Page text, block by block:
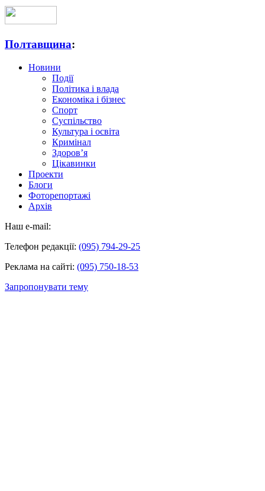
Полтавщина:
Новини
Події
Політика і влада
Економіка і бізнес
Спорт
Суспільство
Культура і освіта
Кримінал
Здоров’я
Цікавинки
Проекти
Блоги
Фоторепортажі
Архів
Наш e-mail:
Телефон редакції: (095) 794-29-25
Реклама на сайті: (095) 750-18-53
Запропонувати тему